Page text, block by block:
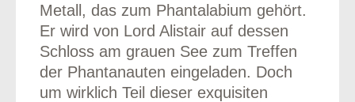
Metall, das zum Phantalabium gehört.
Er wird von Lord Alistair auf dessen
Schloss am grauen See zum Treffen
der Phantanauten eingeladen. Doch
um wirklich Teil dieser exquisiten